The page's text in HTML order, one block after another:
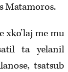
Matamoros.
xko’laj me mu
ta yelanil
tsatsub